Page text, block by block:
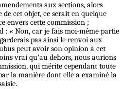
aux sections, alors
de cet objet, ce serait en quelque
envers cette commission ;
: « Non, car je fais moi-même partie
pas ainsi le renvoi aux
peut avoir son opinion à cet
vrai qu’au dehors, nous aurions
qui mérite cependant toute
la manière dont elle a examiné la